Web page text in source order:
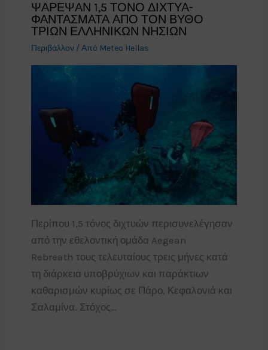
ΨΑΡΕΨΑΝ 1,5 ΤΟΝΟ ΔΙΧΤΥΑ-
ΦΑΝΤΑΣΜΑΤΑ ΑΠΟ ΤΟΝ ΒΥΘΟ
ΤΡΙΩΝ ΕΛΛΗΝΙΚΩΝ ΝΗΣΙΩΝ
Περιβάλλον/ Από Meteo Hellas
Περίπου 1,5 τόνος διχτυών περισυνελέγησαν
από την εθελοντική ομάδα Aegean
Rebreath τους τελευταίους τρεις μήνες κατά
τη διάρκεια υποβρύχιων και παράκτιων
καθαρισμών κυρίως σε Πάρο, Κεφαλονιά και
Σαλαμίνα. Στόχος…